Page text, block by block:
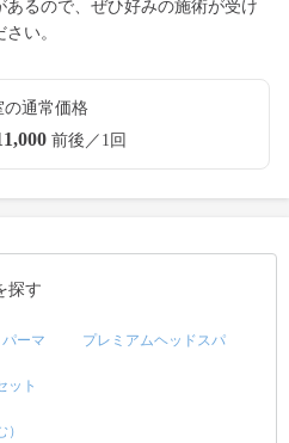
るので、ぜひ好みの施術が受け
い。
の通常価格
前後／1回
探す
ーマ プレミアムヘッドスパ
ット